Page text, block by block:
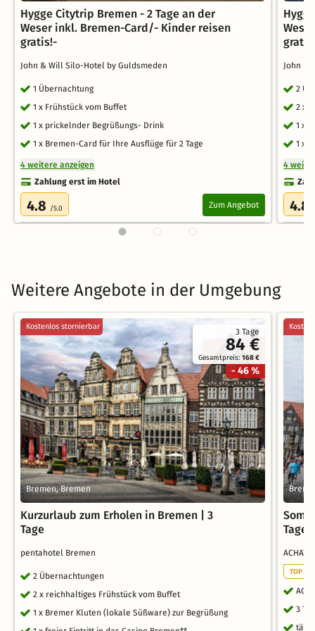
Hygge Citytrip Bremen - 2 Tage an der
Weser inkl. Bremen-Card/- Kinder reisen
gratis!-
John & Will Silo-Hotel by Guldsmeden
1 Übernachtung
1 x Frühstück vom Buffet
1 x prickelnder Begrüßungs- Drink
1 x Bremen-Card für Ihre Ausflüge für 2 Tage
4 weitere anzeigen
Zahlung erst im Hotel
4.8 /5.0 Zum Angebot
John &
2
2 x
1 x
1 x
4
4.8
Weitere Angebote in der Umgebung
3 Tage
84 €
Gesamtpreis:168 €
- 46 %
Kostenlos stornierbar
Bremen, Bremen
Kurzurlaub zum Erholen in Bremen | 3
Tage
pentahotel Bremen
2 Übernachtungen
2 x reichhaltiges Frühstück vom Buffet
1 x Bremer Kluten (lokale Süßware) zur Begrüßung
ACHAT
TOP
3